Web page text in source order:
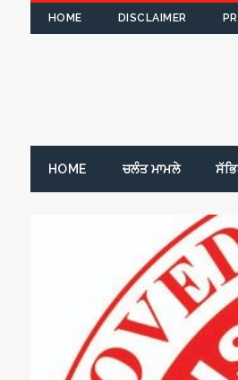
HOME DISCLAIMER
HOME ਚਲੰਤ ਮਾਮਲੇ